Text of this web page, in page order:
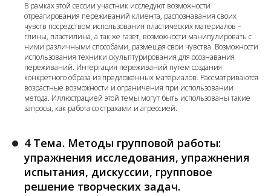
В рамках этой сессии участник исследуют возможности
отреагирования переживаний клиента, распознавания своих
чувств посредством использования пластических материалов –
глины, пластилина, а так же газет, возможности манипулировать с
ними различными способами, размещая свои чувства. Возможности
использования техники скульптурирования для осознавания
переживаний. Интергация переживаний путем создания
конкретного образа из предложенных материалов. Рассматриваются
возрастные возможности и ограничения при использовании
метода. Иллюстрацией этой темы могут быть использованы такие
запросы, как работа со страхами и агрессией.
4 Тема. Методы групповой работы:
упражнения исследования, упражнения
испытания, дискуссии, групповое
решение творческих задач.